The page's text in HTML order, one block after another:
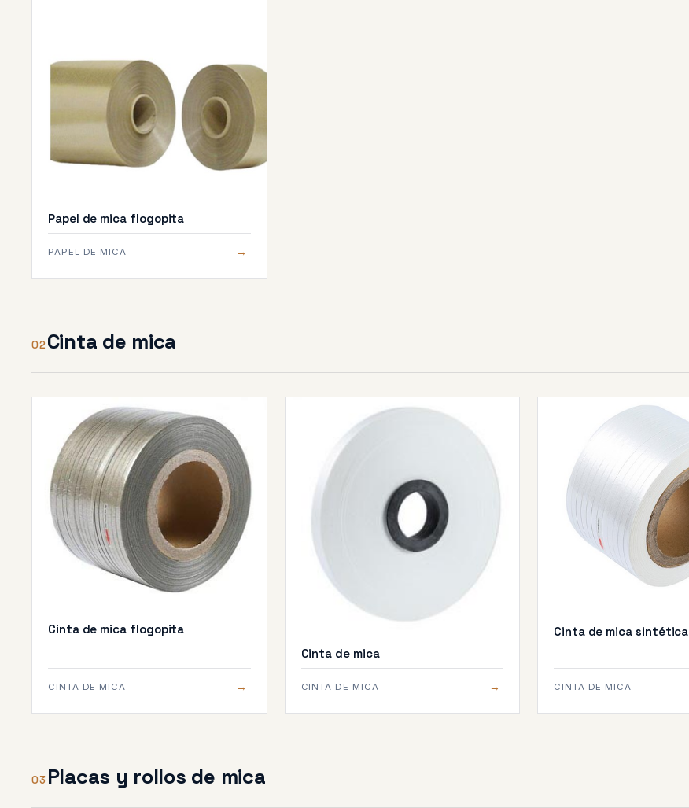
Papel de mica flogopita
PAPEL DE MICA →
02 Cinta de mica
Cinta de mica flogopita
CINTA DE MICA →
Cinta de mica
CINTA DE MICA →
Cinta de mica sintética
CINTA DE MICA
03 Placas y rollos de mica